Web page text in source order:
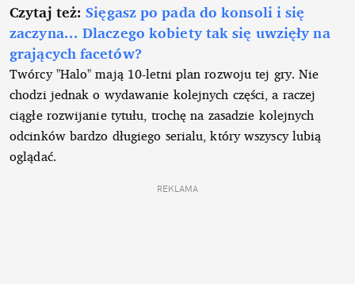
Czytaj też:Sięgasz po pada do konsoli i się
zaczyna... Dlaczego kobiety tak się uwzięły na
grających facetów?
Twórcy "Halo" mają 10-letni plan rozwoju tej gry. Nie
chodzi jednak o wydawanie kolejnych części, a raczej
ciągłe rozwijanie tytułu, trochę na zasadzie kolejnych
odcinków bardzo długiego serialu, który wszyscy lubią
oglądać.
REKLAMA